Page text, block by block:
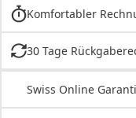
Komfortabler
30 Tage
Swiss Online